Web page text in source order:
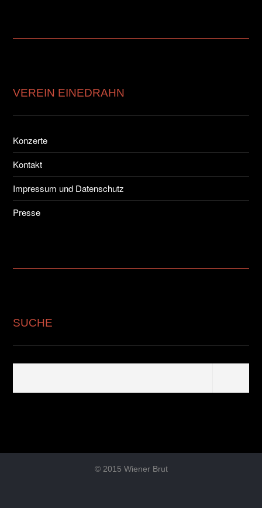
VEREIN EINEDRAHN
Konzerte
Kontakt
Impressum und Datenschutz
Presse
SUCHE
© 2015 Wiener Brut